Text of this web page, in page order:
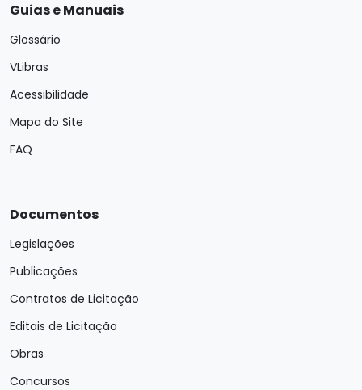
Guias e Manuais
Glossário
VLibras
Acessibilidade
Mapa do Site
FAQ
Documentos
Legislações
Publicações
Contratos de Licitação
Editais de Licitação
Obras
Concursos